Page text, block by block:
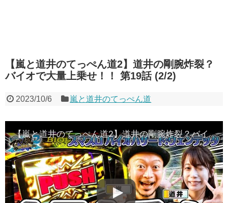
【嵐と道井のてっぺん道2】道井の剛腕炸裂？
バイオで大量上乗せ！！ 第19話 (2/2)
2023/10/6 嵐と道井のてっぺん道
【嵐と道井のてっぺん道2】道井の剛腕炸裂？バイオで大量上乗せ！！ 第19話 (2/2) [パチスロ] [スロット] [スマスロ バイオハザード:ヴェンデッタ] @hisshobon